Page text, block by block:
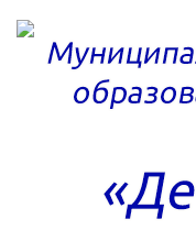
Перейти
содержимому